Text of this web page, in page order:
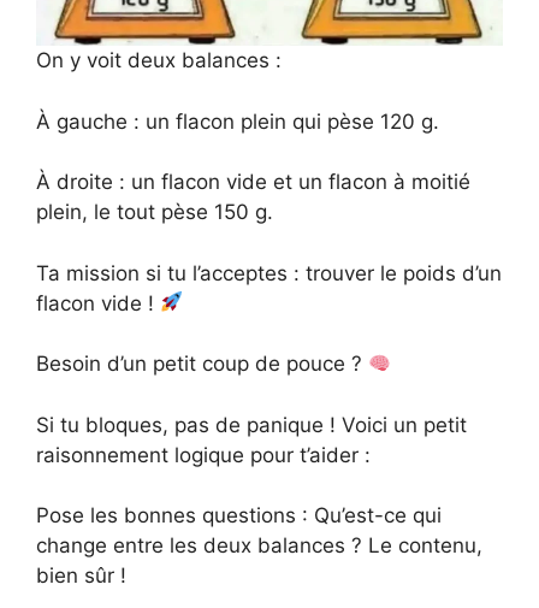
On y voit deux balances :
À gauche : un flacon plein qui pèse 120 g.
À droite : un flacon vide et un flacon à moitié
plein, le tout pèse 150 g.
Ta mission si tu l’acceptes : trouver le poids d’un
flacon vide !
Besoin d’un petit coup de pouce ?
Si tu bloques, pas de panique ! Voici un petit
raisonnement logique pour t’aider :
Pose les bonnes questions : Qu’est-ce qui
change entre les deux balances ? Le contenu,
bien sûr !